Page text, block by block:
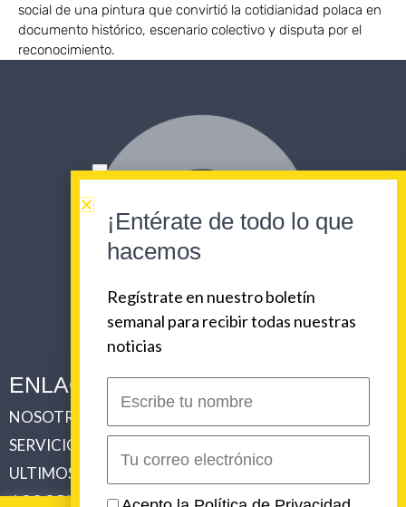
social de una pintura que convirtió la cotidianidad polaca en
documento histórico, escenario colectivo y disputa por el
reconocimiento.
ENLACES CORPORATIVOS
NOSOTROS
SERVICIOS
ULTIMOS TRABAJOS
LOS ORIGENES DE URBAN BEAT
CONTACTO
¡Entérate de todo lo que
hacemos
Regístrate en nuestro boletín
semanal para recibir todas nuestras
noticias
nombre
electrónico